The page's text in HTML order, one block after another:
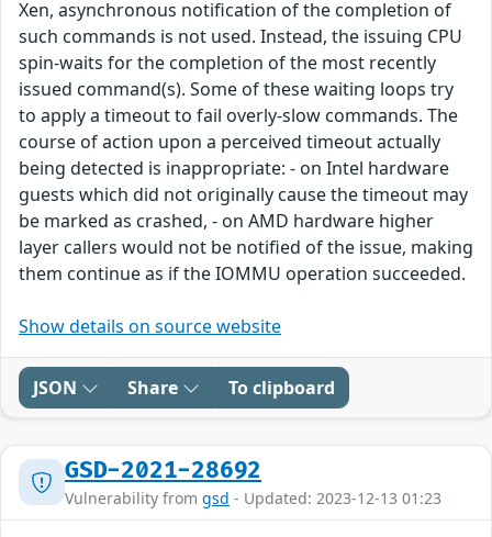
Xen, asynchronous notification of the completion of
such commands is not used. Instead, the issuing CPU
spin-waits for the completion of the most recently
issued command(s). Some of these waiting loops try
to apply a timeout to fail overly-slow commands. The
course of action upon a perceived timeout actually
being detected is inappropriate: - on Intel hardware
guests which did not originally cause the timeout may
be marked as crashed, - on AMD hardware higher
layer callers would not be notified of the issue, making
them continue as if the IOMMU operation succeeded.
Show details on source website
JSON Share To clipboard
GSD-2021-28692
Vulnerability from gsd - Updated: 2023-12-13 01:23